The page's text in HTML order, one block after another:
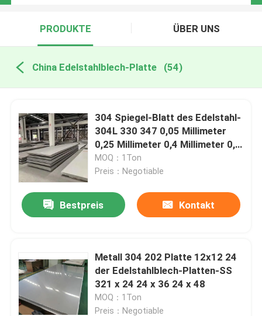
PRODUKTE ÜBER UNS
China Edelstahlblech-Platte (54)
304 Spiegel-Blatt des Edelstahl-
304L 330 347 0,05 Millimeter
0,25 Millimeter 0,4 Millimeter 0,7
Millimeter
MOQ：1Ton
Preis：Negotiable
Bestpreis Kontakt
Metall 304 202 Platte 12x12 24
der Edelstahlblech-Platten-SS
321 x 24 24 x 36 24 x 48
MOQ：1Ton
Preis：Negotiable